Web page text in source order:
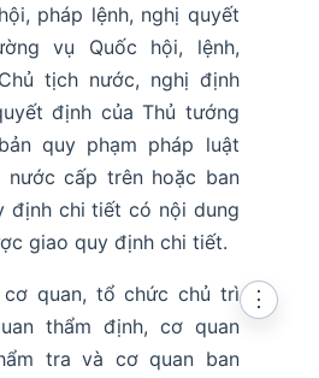
pháp lệnh, nghị quyết
vụ Quốc hội, lệnh,
tịch nước, nghị định
định của Thủ tướng
quy phạm pháp luật
nước cấp trên hoặc ban
định chi tiết có nội dung
giao quy định chi tiết.
quan, tổ chức chủ trì
thẩm định, cơ quan
tra và cơ quan ban
⋮